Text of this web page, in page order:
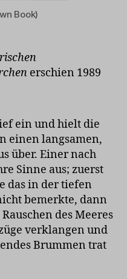
Book)
erschien 1989
ein und hielt die
einen langsamen,
über. Einer nach
Sinne aus; zuerst
das in der tiefen
bemerkte, dann
des Meeres
verklangen und
Brummen trat